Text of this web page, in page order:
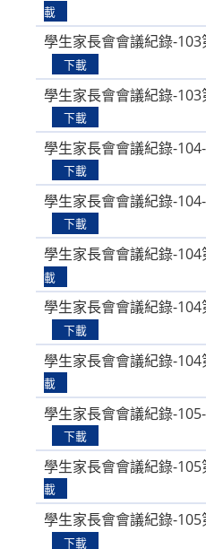
載
學生家長會會議紀錄-
下載
學生家長會會議紀錄-
下載
學生家長會會議紀錄-
下載
學生家長會會議紀錄-
下載
學生家長會會議紀錄-
載
學生家長會會議紀錄-
下載
學生家長會會議紀錄-
載
學生家長會會議紀錄-
下載
學生家長會會議紀錄-
載
學生家長會會議紀錄-
下載